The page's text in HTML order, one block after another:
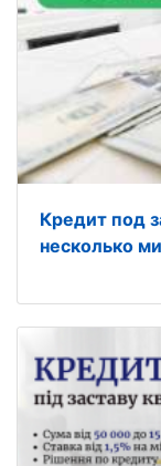
Кредит под
несколько